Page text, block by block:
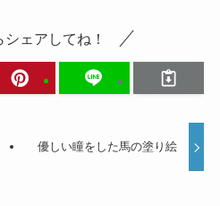
ェアしてね！
優しい瞳をした馬の塗り絵